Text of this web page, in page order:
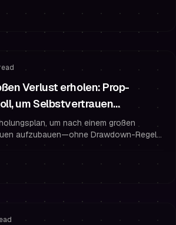
Verlust erholen: Prop-
um Selbstvertrauen
zu schützen
um nach einem großen
aufzubauen—ohne Drawdown-Regeln
Mikro-Risiko, Routinen und Trading-